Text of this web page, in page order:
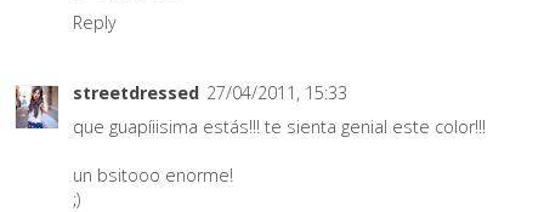
Reply
streetdressed 27/04/2011, 15:33
que guapíiisima estás!!! te sienta genial este color!!!
un bsitooo enorme!
;)